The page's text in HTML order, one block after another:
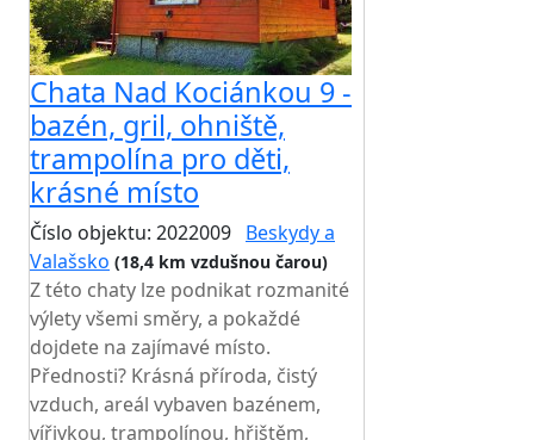
Chata Nad Kociánkou 9 -
bazén, gril, ohniště,
trampolína pro děti,
krásné místo
Číslo objektu: 2022009 Beskydy a
Valašsko (18,4 km vzdušnou čarou)
Z této chaty lze podnikat rozmanité
výlety všemi směry, a pokaždé
dojdete na zajímavé místo.
Přednosti? Krásná příroda, čistý
vzduch, areál vybaven bazénem,
vířivkou, trampolínou, hřištěm,